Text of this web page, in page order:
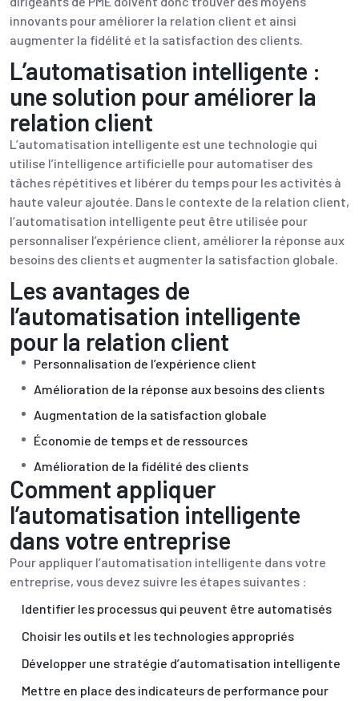
innovants pour améliorer la relation client et ainsi
augmenter la fidélité et la satisfaction des clients.
L’automatisation intelligente :
une solution pour améliorer la
relation client
L’automatisation intelligente est une technologie qui
utilise l’intelligence artificielle pour automatiser des
tâches répétitives et libérer du temps pour les activités à
haute valeur ajoutée. Dans le contexte de la relation client,
l’automatisation intelligente peut être utilisée pour
personnaliser l’expérience client, améliorer la réponse aux
besoins des clients et augmenter la satisfaction globale.
Les avantages de
l’automatisation intelligente
pour la relation client
Personnalisation de l’expérience client
Amélioration de la réponse aux besoins des clients
Augmentation de la satisfaction globale
Économie de temps et de ressources
Amélioration de la fidélité des clients
Comment appliquer
l’automatisation intelligente
dans votre entreprise
Pour appliquer l’automatisation intelligente dans votre
entreprise, vous devez suivre les étapes suivantes :
Identifier les processus qui peuvent être automatisés
Choisir les outils et les technologies appropriés
Développer une stratégie d’automatisation intelligente
Mettre en place des indicateurs de performance pour